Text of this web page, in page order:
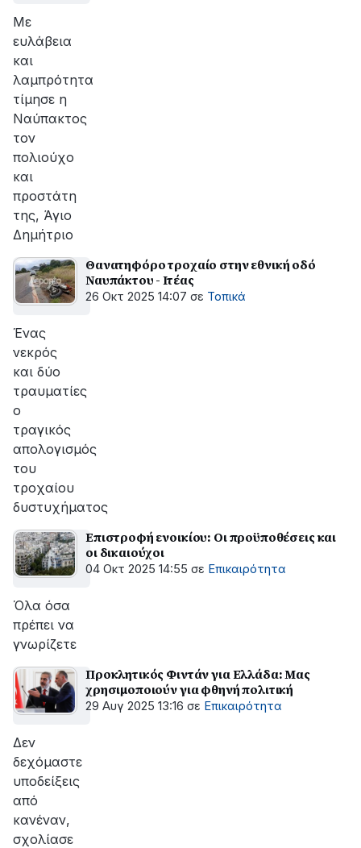
Με
ευλάβεια
και
λαμπρότητα
τίμησε η
Ναύπακτος
τον
πολιούχο
και
προστάτη
της, Άγιο
Δημήτριο
Θανατηφόρο τροχαίο στην εθνική οδό
Ναυπάκτου - Ιτέας
26 Οκτ 2025 14:07 σε Τοπικά
Ένας
νεκρός
και δύο
τραυματίες
ο
τραγικός
απολογισμός
του
τροχαίου
δυστυχήματος
Επιστροφή ενοικίου: Οι προϋποθέσεις και
οι δικαιούχοι
04 Οκτ 2025 14:55 σε Επικαιρότητα
Όλα όσα
πρέπει να
γνωρίζετε
Προκλητικός Φιντάν για Ελλάδα: Μας
χρησιμοποιούν για φθηνή πολιτική
29 Αυγ 2025 13:16 σε Επικαιρότητα
Δεν
δεχόμαστε
υποδείξεις
από
κανέναν,
σχολίασε